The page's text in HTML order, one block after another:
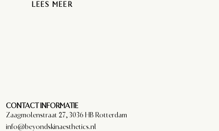
LEES MEER
CONTACT INFORMATIE
Zaagmolenstraat 27, 3036 HB Rotterdam
info@beyondskinaesthetics.nl